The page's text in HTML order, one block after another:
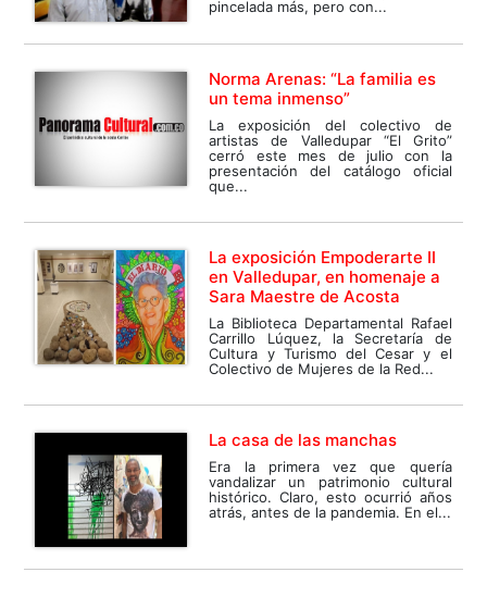
pincelada más, pero con...
Norma Arenas: “La familia es
un tema inmenso”
La exposición del colectivo de
artistas de Valledupar “El Grito”
cerró este mes de julio con la
presentación del catálogo oficial
que...
La exposición Empoderarte II
en Valledupar, en homenaje a
Sara Maestre de Acosta
La Biblioteca Departamental Rafael
Carrillo Lúquez, la Secretaría de
Cultura y Turismo del Cesar y el
Colectivo de Mujeres de la Red...
La casa de las manchas
Era la primera vez que quería
vandalizar un patrimonio cultural
histórico. Claro, esto ocurrió años
atrás, antes de la pandemia. En el...